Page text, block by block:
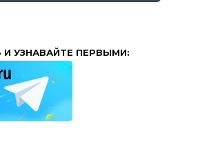
УЗНАВАЙТЕ ПЕРВЫМИ: